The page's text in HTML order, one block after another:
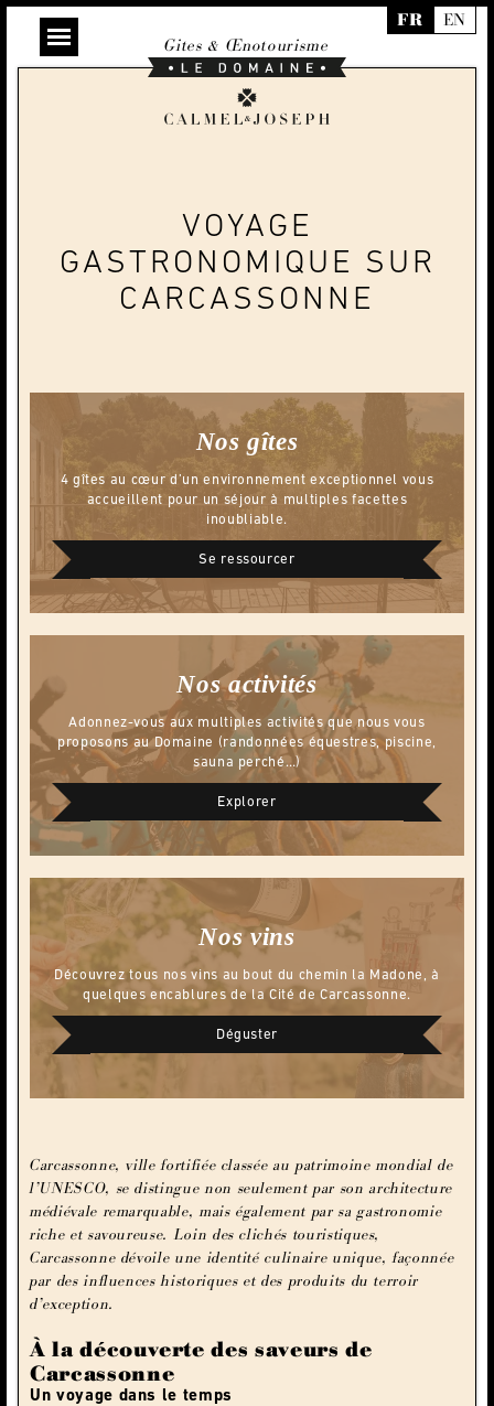
Gites & Œnotourisme
FR EN
VOYAGE
GASTRONOMIQUE SUR
CARCASSONNE
Carcassonne, ville fortifiée classée au patrimoine mondial de
l’UNESCO, se distingue non seulement par son architecture
médiévale remarquable, mais également par sa gastronomie
riche et savoureuse. Loin des clichés touristiques,
Carcassonne dévoile une identité culinaire unique, façonnée
par des influences historiques et des produits du terroir
d’exception.
À la découverte des saveurs de
Carcassonne
Un voyage dans le temps
Nos gîtes
4 gîtes au cœur d’un environnement exceptionnel vous
accueillent pour un séjour à multiples facettes
inoubliable.
Se ressourcer
Nos activités
Adonnez-vous aux multiples activités que nous vous
proposons au Domaine (randonnées équestres, piscine,
sauna perché…)
Explorer
Nos vins
Découvrez tous nos vins au bout du chemin la Madone, à
quelques encablures de la Cité de Carcassonne.
Déguster